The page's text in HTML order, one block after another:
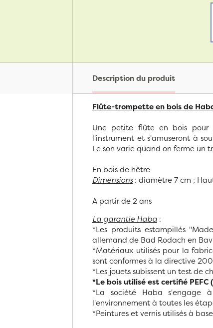
Description du produit
Flûte-trompette en bois de
Une petite flûte en bois pour
l'instrument et s'amuseront à
Le son varie quand on ferme un
En bois de hêtre
Dimensions: diamètre 7 cm ;
A partir de 2 ans
La garantie Haba :
*Les produits estampillés
allemand de Bad Rodach en
*Matériaux utilisés pour la
sont conformes à la directive
*Les jouets subissent un test de
*Le bois utilisé est certifié PEFC
*La société Haba s'engage
l'environnement à toutes les
*Peintures et vernis utilisés à